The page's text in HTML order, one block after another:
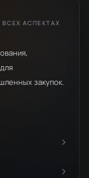
АСПЕКТАХ
закупок.